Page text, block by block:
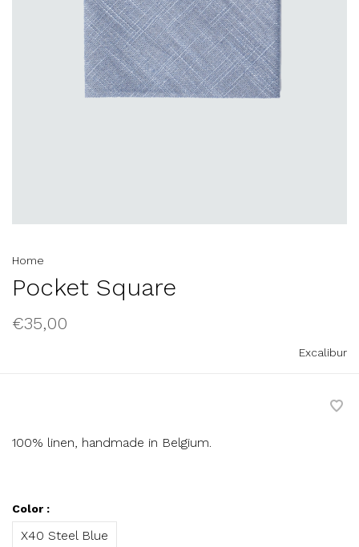
Home
Pocket Square
€35,00
Excalibur
100% linen, handmade in Belgium.
Color :
X40 Steel Blue